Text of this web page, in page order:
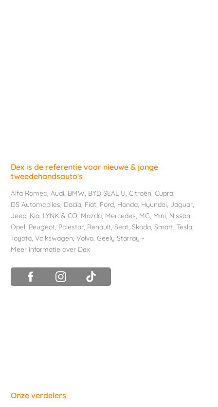
Dex is de referentie voor nieuwe & jonge
tweedehandsauto's
Alfa Romeo,Audi, BMW, BYD SEAL U,Citroën,Cupra,
DS Automobiles, Dacia, Fiat, Ford, Honda, Hyundai, Jaguar,
Jeep, Kia, LYNK & CO, Mazda, Mercedes, MG, Mini, Nissan,
Opel, Peugeot, Polestar, Renault,Seat,Skoda,Smart,Tesla,
Toyota,Volkswagen,Volvo,Geely Starray -
Meer informatie over Dex
Onze verdelers